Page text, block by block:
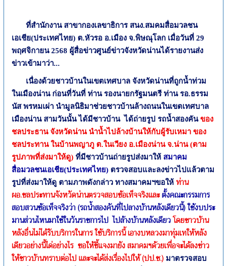
ที่สำนักงาน สาขากองเลขาธิการ สนง.สมคมสื่อมวลชน
เอเชีย(ประเทศไทย) ต.หัวรอ อ.เมือง จ.พิษณุโลก เมื่อวันที่ 29
พฤศจิกายน 2568 ผู้สื่อข่าวศูนย์ข่าวจังหวัดน่านได้รายงานส่ง
ข่าวเข้ามาว่า...
เนื่องด้วยชาวบ้านในเขตเทศบาล จังหวัดน่านที่ถูกน้ำท่วม
ในเมืองน่าน ก่อนที่วันที่ ท่าน รองนายกรัฐมนตรี ท่าน รอ.ธรรม
นัส พรหมเผ่า นำมูลนิธิมาช่วยชาวบ้านล้างถนนในเขตเทศบาล
เมืองน่าน สามวันนั้น ได้มีชาวบ้าน ได้ถ่ายรูป รถน้ำสองคันของ
ชลประธาน จังหวัดน่าน นำน้ำไปล้างบ้านให้กับผู้รับเหมา ของ
ชลประทาน ในบ้านพญาภู ต.ในเวียง อ.เมืองน่าน จ.น่าน (ตาม
รูปภาพที่ส่งมาให้ดู)ที่มีชาวบ้านถ่ายรูปส่งมาให้ สมาคม
สื่อมวลชนเอเชีย(ประเทศไทย) ตรวจสอบและลงข่าวไปแล้วตาม
รูปที่ส่งมาให้ดู ตามภาพดังกล่าว ทางสมาคมฯขอให้ ท่าน
ผอ.ชลประทานจังหวัดน่านตรวจสอบข้อเท็จจริงและตั้งคณะกรรมการ
สอบสวนข้อเท็จจริงว่า (รถน้ำสองคันที่ไปลางบ้านหลังเดียวนี้) ใช้งบประ
มานส่วนไหนมาใช้ในวันราชการไป ไปล้างบ้านหลังเดียวโดยชาวบ้าน
หลังอื่นไม่ได้รับบริการในการ ใช้บริการนี้ เอางบหลวงมาทุ่มเทให้หลัง
เดียวอย่างนี้ได่อย่างไร ขอให้ชี้แจงมายัง สมาคมฯด้วยเพื่อจะได้ลงข่าว
ให้ชาวบ้านทราบต่อไป และจะได้ส่งเรื่องไปให้ (ปป.ช.) มาตรวจสอบ